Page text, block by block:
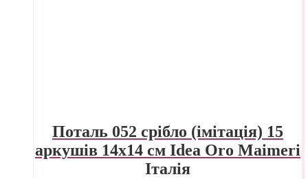
Поталь 052 срібло (імітація) 15
аркушів 14х14 см Idea Oro Maimeri
Італія